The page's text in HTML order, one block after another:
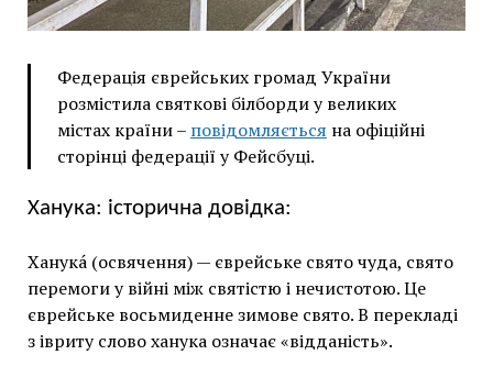
Федерація єврейських громад України
розмістила святкові білборди у великих
містах країни – повідомляється на офіційні
сторінці федерації у Фейсбуці.
Ханука: історична довідка:
Ханука́ (освячення) — єврейське свято чуда, свято
перемоги у війні між святістю і нечистотою. Це
єврейське восьмиденне зимове свято. В перекладі
з івриту слово ханука означає «відданість».